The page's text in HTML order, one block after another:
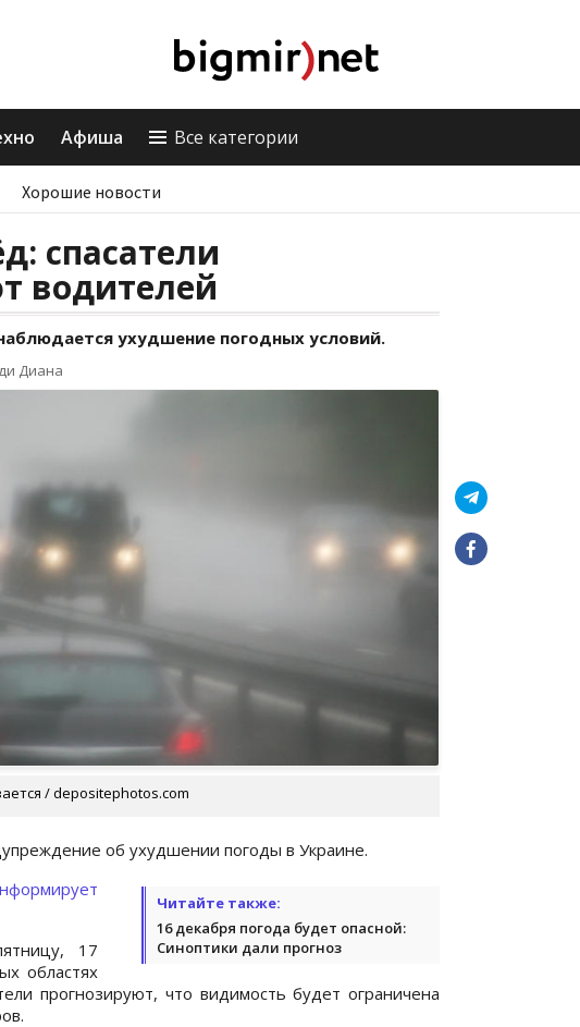
Афиша Все категории
Хорошие новости
спасатели
водителей
ухудшение погодных условий.
Диана
/ depositephotos.com
об ухудшении погоды в Украине.
Читайте также:
16 декабря погода будет опасной:
Синоптики дали прогноз
17
областях
прогнозируют, что видимость будет ограничена